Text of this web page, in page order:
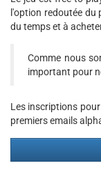
l'option redoutée du
du temps et à
Comme nous
important pour
Les inscriptions
premiers emails